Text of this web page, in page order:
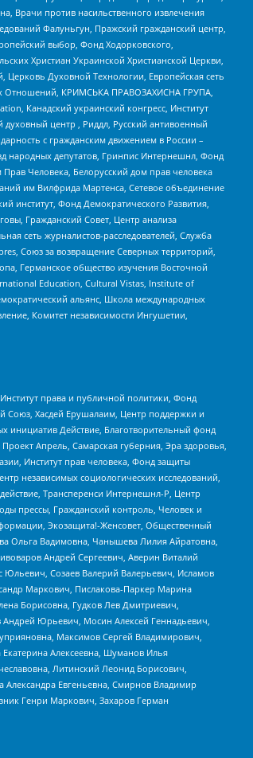
Врачи против насильственного извлечения
Фалуньгун, Пражский гражданский центр,
выбор, Фонд Ходорковского,
Христиан Украинской Христианской Церкви,
Духовной Технологии, Европейская сеть
Отношений, КРИМСЬКА ПРАВОЗАХИСНА ГРУПА,
Канадский украинский конгресс, Институт
центр , Риддл, Русский антивоенный
с гражданским движением в России –
народных депутатов, Гринпис Интернешнл, Фонд
Человека, Белорусский дом прав человека
им Вилфрида Мартенса, Сетевое объединение
институт, Фонд Демократического Развития,
Гражданский Совет, Центр анализа
сеть журналистов-расследователей, Служба
Союз за возвращение Северных территорий,
Германское общество изучения Восточной
Education, Cultural Vistas, Institute of
альянс, Школа международных
Комитет независимости Ингушетии,
права и публичной политики, Фонд
Союз, Хасдей Ерушалаим, Центр поддержки и
инициатив Действие, Благотворительный фонд
Апрель, Самарская губерния, Эра здоровья,
Институт прав человека, Фонд защиты
независимых социологических исследований,
Трансперенси Интернешнл-Р, Центр
прессы, Гражданский контроль, Человек и
Экозащита!-Женсовет, Общественный
Ольга Вадимовна, Чанышева Лилия Айратовна,
Андрей Сергеевич, Аверин Виталий
Созаев Валерий Валерьевич, Исламов
Маркович, Пислакова-Паркер Марина
Борисовна, Гудков Лев Дмитриевич,
Юрьевич, Мосин Алексей Геннадьевич,
Максимов Сергей Владимирович,
Алексеевна, Шуманов Илья
Литинский Леонид Борисович,
Евгеньевна, Смирнов Владимир
Генри Маркович, Захаров Герман